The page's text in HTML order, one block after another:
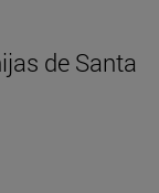
de Santa